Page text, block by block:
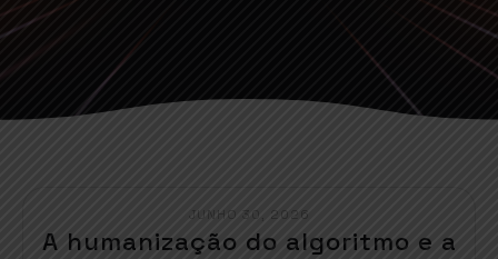
JUNHO 30, 2026
A humanização do algoritmo e a